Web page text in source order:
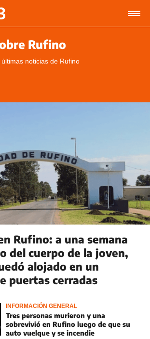
Rufino
noticias de Rufino
Rufino: a una semana
del cuerpo de la joven,
alojado en un
puertas cerradas
INFORMACIÓN GENERAL
Tres personas murieron y una
sobrevivió en Rufino luego de que su
auto vuelque y se incendie